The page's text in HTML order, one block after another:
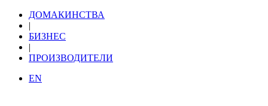
ДОМАКИНСТВА
|
БИЗНЕС
|
ПРОИЗВОДИТЕЛИ
EN